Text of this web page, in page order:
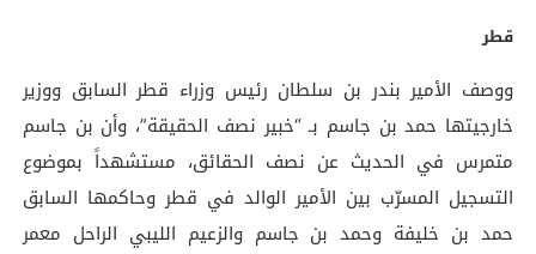
قطر
ووصف الأمير بندر بن سلطان رئيس وزراء قطر السابق ووزير
خارجيتها حمد بن جاسم بـ “خبير نصف الحقيقة”، وأن بن جاسم
متمرس في الحديث عن نصف الحقائق، مستشهداً بموضوع
التسجيل المسرّب بين الأمير الوالد في قطر وحاكمها السابق
حمد بن خليفة وحمد بن جاسم والزعيم الليبي الراحل معمر